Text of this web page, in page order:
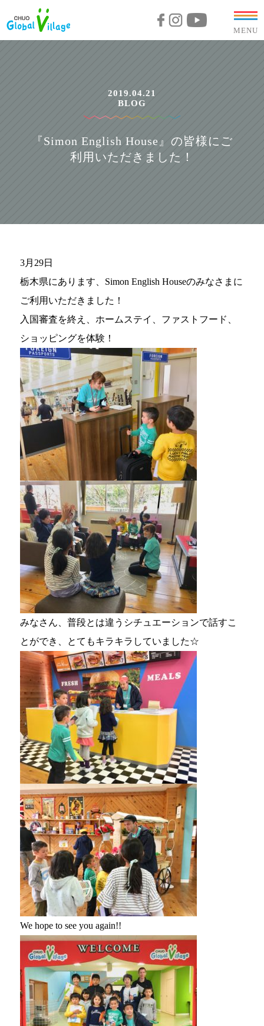
MENU
2019.04.21
BLOG
『Simon English House』の皆様にご
利用いただきました！
3月29日
栃木県にあります、Simon English Houseのみなさまに
ご利用いただきました！
入国審査を終え、ホームステイ、ファストフード、
ショッピングを体験！
みなさん、普段とは違うシチュエーションで話すこ
とができ、とてもキラキラしていました☆
We hope to see you again!!